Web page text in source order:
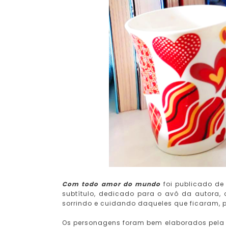
Com todo amor do mundo foi publicado de
subtítulo, dedicado para o avô da autora,
sorrindo e cuidando daqueles que ficaram,
Os personagens foram bem elaborados